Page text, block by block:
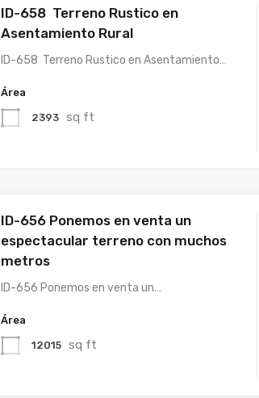
ID-658 Terreno Rustico en
Asentamiento Rural
ID-658 Terreno Rustico en Asentamiento…
Área
2393 sq ft
ID-656 Ponemos en venta un
espectacular terreno con muchos
metros
ID-656 Ponemos en venta un…
Área
12015 sq ft